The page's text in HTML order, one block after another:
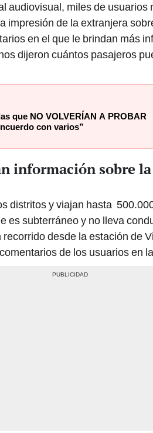
audiovisual, miles de usuarios
impresión de la extranjera
en el que le brindan más
dijeron cuántos pasajeros
que NO VOLVERÍAN A PROBAR
con varios”
información sobre
distritos y viajan hasta
es subterráneo y no lleva
recorrido desde la estación de
de los usuarios en